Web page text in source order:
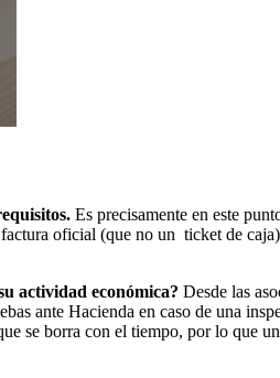
Es precisamente en este
oficial (que no un ticket de
actividad económica? Desde las
ante Hacienda en caso de una
se borra con el tiempo, por lo que